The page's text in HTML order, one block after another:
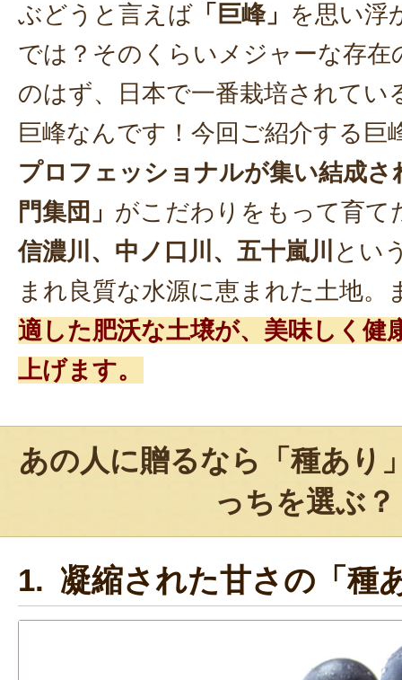
ぶどうと言えば 「巨峰」 を思い浮
では？そのくらいメジャーな存在
のはず、日本で一番栽培されてい
巨峰なんです！今回ご紹介する巨
プロフェッショナルが集い結成さ
門集団」 がこだわりをもって育て
信濃川、中ノ口川、五十嵐川 とい
まれ良質な水源に恵まれた土地。
適した肥沃な土壌が、美味しく健
上げます。
あの人に贈るなら「種あり
っちを選ぶ？
1. 凝縮された甘さの「種